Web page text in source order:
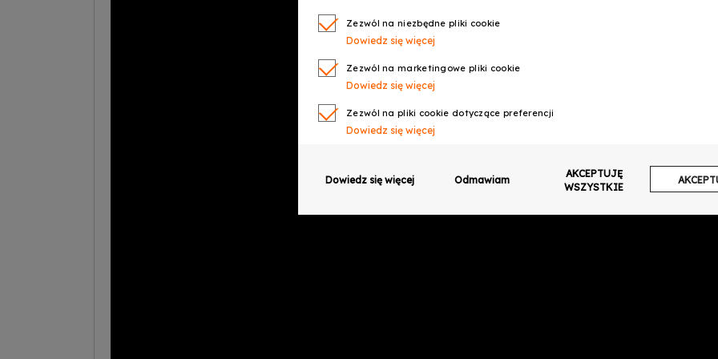
Zezwól na niezbędne pliki cookie
Dowiedz się więcej
Zezwól na marketingowe pliki cookie
Dowiedz się więcej
Zezwól na pliki cookie dotyczące preferencji
Dowiedz się więcej
Dowiedz się więcej
Dowiedz się więcej Odmawiam
AKCEPTUJĘ
WSZYSTKIE